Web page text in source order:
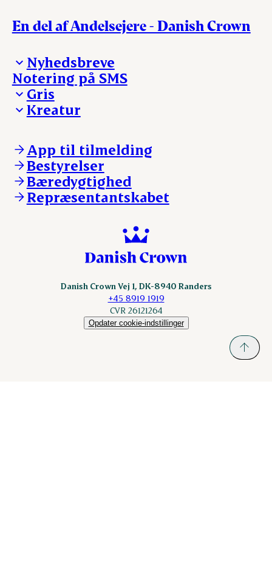
En del af Andelsejere - Danish Crown
Nyhedsbreve
Madinspiration - nyhedsbrev
Notering på SMS
Gris
Ejerinformation
Nyheder
Login
Kreatur
Kontakt os
Notering
Nyheder
Login
App til tilmelding
Bestyrelser
Bæredygtighed
Repræsentantskabet
Danish Crown Vej 1, DK-8940 Randers
+45 8919 1919
CVR 26121264
Opdater cookie-indstillinger